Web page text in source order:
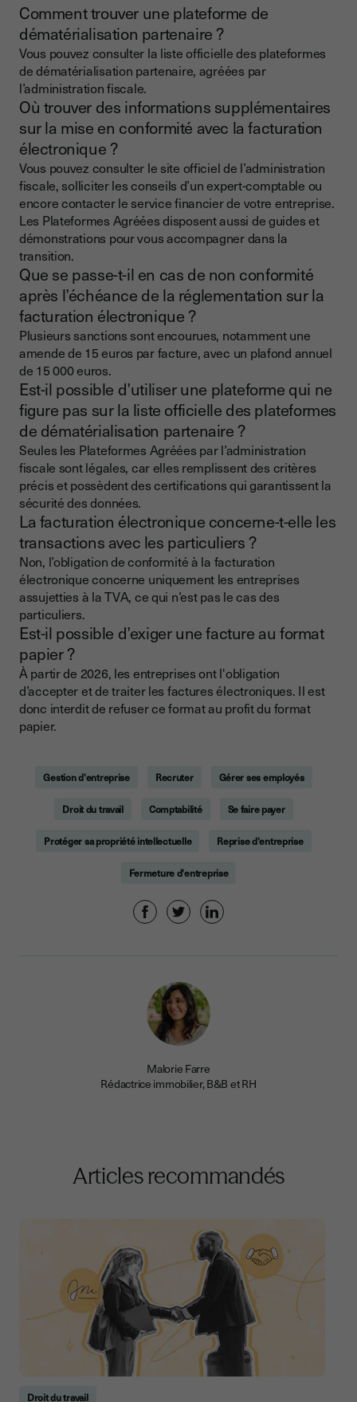
Comment trouver une plateforme de
dématérialisation partenaire ?
Vous pouvez consulter la liste officielle des plateformes
de dématérialisation partenaire, agréées par
l’administration fiscale.
Où trouver des informations supplémentaires
sur la mise en conformité avec la facturation
électronique ?
Vous pouvez consulter le site officiel de l’administration
fiscale, solliciter les conseils d’un expert-comptable ou
encore contacter le service financier de votre entreprise.
Les Plateformes Agréées disposent aussi de guides et
démonstrations pour vous accompagner dans la
transition.
Que se passe-t-il en cas de non conformité
après l’échéance de la réglementation sur la
facturation électronique ?
Plusieurs sanctions sont encourues, notamment une
amende de 15 euros par facture, avec un plafond annuel
de 15 000 euros.
Est-il possible d’utiliser une plateforme qui ne
figure pas sur la liste officielle des plateformes
de dématérialisation partenaire ?
Seules les Plateformes Agréées par l’administration
fiscale sont légales, car elles remplissent des critères
précis et possèdent des certifications qui garantissent la
sécurité des données.
La facturation électronique concerne-t-elle les
transactions avec les particuliers ?
Non, l’obligation de conformité à la facturation
électronique concerne uniquement les entreprises
assujetties à la TVA, ce qui n’est pas le cas des
particuliers.
Est-il possible d’exiger une facture au format
papier ?
À partir de 2026, les entreprises ont l'obligation
d’accepter et de traiter les factures électroniques. Il est
donc interdit de refuser ce format au profit du format
papier.
Gestion d'entreprise Recruter Gérer ses employés
Droit du travail Comptabilité Se faire payer
Protéger sa propriété intellectuelle Reprise d'entreprise
Fermeture d'entreprise
Malorie Farre
Rédactrice immobilier, B&B et RH
Articles recommandés
Droit du travail